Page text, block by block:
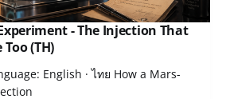
- The Injection That
(TH)
English · ไทย How a Mars-